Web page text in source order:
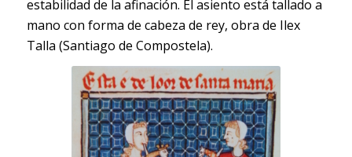
estabilidad de la afinación. El asiento está tallado a
mano con forma de cabeza de rey, obra de Ilex
Talla (Santiago de Compostela).